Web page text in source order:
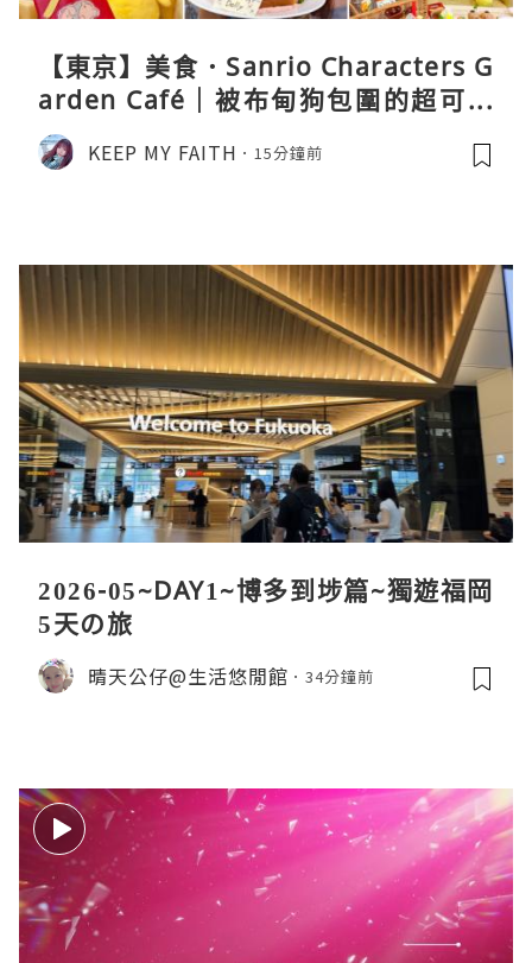
【東京】美食．Sanrio Characters G
arden Café｜被布甸狗包圍的超可愛
下午茶體驗
KEEP MY FAITH 15分鐘前
2026-05~DAY1~博多到埗篇~獨遊福岡
5天の旅
晴天公仔@生活悠閒館 34分鐘前